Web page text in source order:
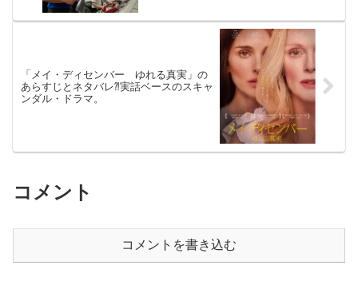
「メイ・ディセンバー ゆれる真実」の
あらすじとネタバレ⁈実話ベースのスキャ
ンダル・ドラマ。
コメント
コメントを書き込む